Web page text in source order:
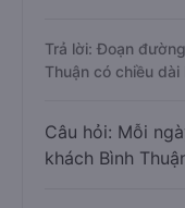
Trả lời: Đoạn
Thuận có chiều
Câu hỏi: Mỗi
khách Bình